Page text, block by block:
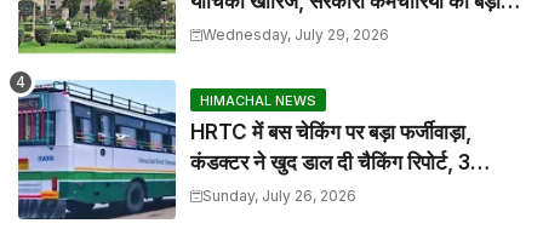
राहत
Wednesday, July 29, 2026
HIMACHAL NEWS
HRTC में बस चेकिंग पर बड़ा फर्जीवाड़ा,
कंडक्टर ने खुद डाल दी चैकिंग रिपोर्ट, 3
निलंबित
Sunday, July 26, 2026